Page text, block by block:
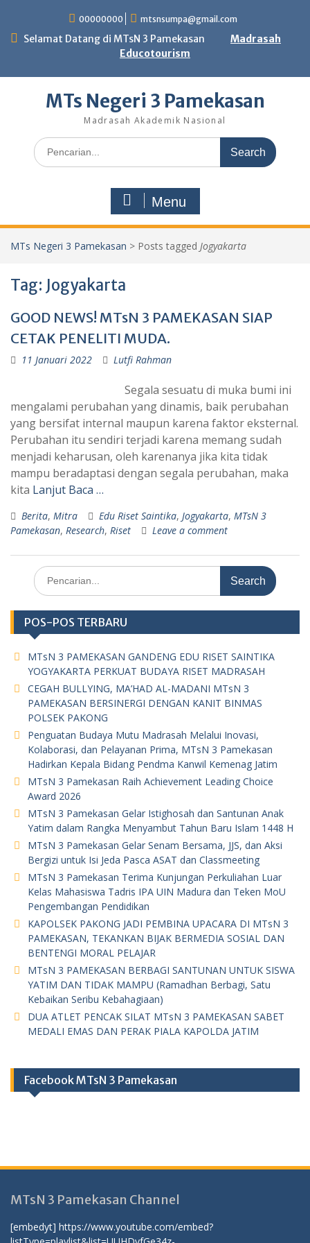
content
00000000 mtsnsumpa@gmail.com
Selamat Datang di MTsN 3 Pamekasan
Madrasah
Educotourism
MTs Negeri 3 Pamekasan
Madrasah Akademik Nasional
Search
for:
Menu
MTs Negeri 3 Pamekasan > Posts tagged Jogyakarta
Tag: Jogyakarta
GOOD NEWS! MTsN 3 PAMEKASAN SIAP
CETAK PENELITI MUDA.
11 Januari 2022 Lutfi Rahman
Segala sesuatu di muka bumi ini
mengalami perubahan yang dinamis, baik perubahan
yang bersifat internal maupun karena faktor eksternal.
Perubahan itu sendiri terjadi karena memang sudah
menjadi keharusan, oleh karenanya jika kita tidak
mampu beradaptasi dengan segala perubahan, maka
kita Lanjut Baca …
Berita, Mitra Edu Riset Saintika, Jogyakarta, MTsN 3
Pamekasan, Research, Riset Leave a comment
Search
for:
POS-POS TERBARU
MTsN 3 PAMEKASAN GANDENG EDU RISET SAINTIKA
YOGYAKARTA PERKUAT BUDAYA RISET MADRASAH
CEGAH BULLYING, MA’HAD AL-MADANI MTsN 3
PAMEKASAN BERSINERGI DENGAN KANIT BINMAS
POLSEK PAKONG
Penguatan Budaya Mutu Madrasah Melalui Inovasi,
Kolaborasi, dan Pelayanan Prima, MTsN 3 Pamekasan
Hadirkan Kepala Bidang Pendma Kanwil Kemenag Jatim
MTsN 3 Pamekasan Raih Achievement Leading Choice
Award 2026
MTsN 3 Pamekasan Gelar Istighosah dan Santunan Anak
Yatim dalam Rangka Menyambut Tahun Baru Islam 1448 H
MTsN 3 Pamekasan Gelar Senam Bersama, JJS, dan Aksi
Bergizi untuk Isi Jeda Pasca ASAT dan Classmeeting
MTsN 3 Pamekasan Terima Kunjungan Perkuliahan Luar
Kelas Mahasiswa Tadris IPA UIN Madura dan Teken MoU
Pengembangan Pendidikan
KAPOLSEK PAKONG JADI PEMBINA UPACARA DI MTsN 3
PAMEKASAN, TEKANKAN BIJAK BERMEDIA SOSIAL DAN
BENTENGI MORAL PELAJAR
MTsN 3 PAMEKASAN BERBAGI SANTUNAN UNTUK SISWA
YATIM DAN TIDAK MAMPU (Ramadhan Berbagi, Satu
Kebaikan Seribu Kebahagiaan)
DUA ATLET PENCAK SILAT MTsN 3 PAMEKASAN SABET
MEDALI EMAS DAN PERAK PIALA KAPOLDA JATIM
Facebook MTsN 3 Pamekasan
MTsN 3 Pamekasan Channel
[embedyt] https://www.youtube.com/embed?